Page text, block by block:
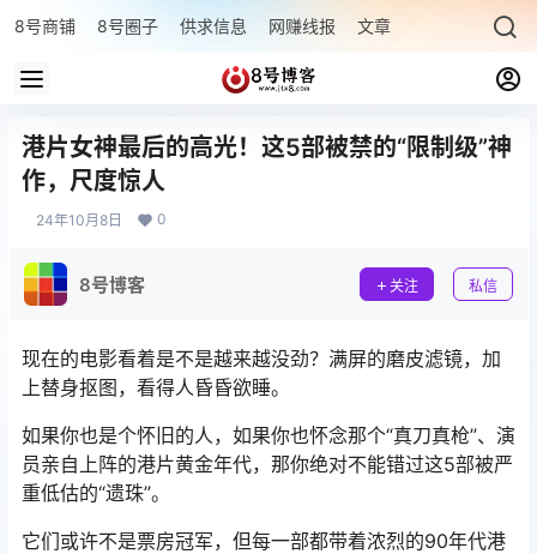
8号商铺 8号圈子 供求信息 网赚线报 文章专题 最新文章
港片女神最后的高光！这5部被禁的“限制级”神
作，尺度惊人
24年10月8日 0
8号博客 关注 私信
现在的电影看着是不是越来越没劲？满屏的磨皮滤镜，加
上替身抠图，看得人昏昏欲睡。
如果你也是个怀旧的人，如果你也怀念那个“真刀真枪”、演
员亲自上阵的港片黄金年代，那你绝对不能错过这5部被严
重低估的“遗珠”。
它们或许不是票房冠军，但每一部都带着浓烈的90年代港